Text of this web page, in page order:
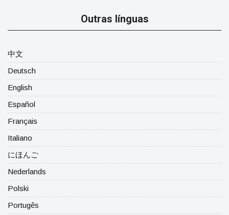
Outras línguas
中文
Deutsch
English
Español
Français
Italiano
にほんご
Nederlands
Polski
Portugês